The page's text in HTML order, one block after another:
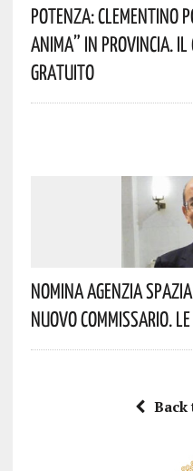
Potenza: Clementino
Anima” In Provincia.
Gratuito
Nomina Agenzia
Nuovo Commissario.
Back